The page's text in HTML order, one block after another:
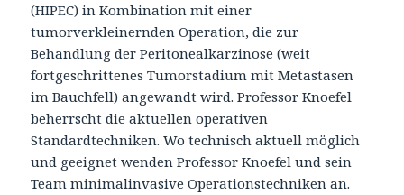
(HIPEC) in Kombination mit einer
tumorverkleinernden Operation, die zur
Behandlung der Peritonealkarzinose (weit
fortgeschrittenes Tumorstadium mit Metastasen
im Bauchfell) angewandt wird. Professor Knoefel
beherrscht die aktuellen operativen
Standardtechniken. Wo technisch aktuell möglich
und geeignet wenden Professor Knoefel und sein
Team minimalinvasive Operationstechniken an.